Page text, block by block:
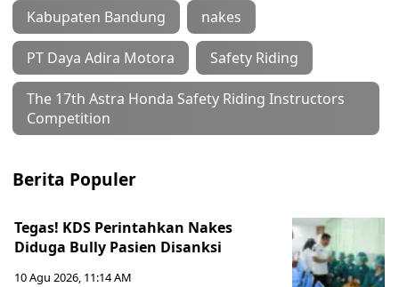
Kabupaten Bandung nakes
PT Daya Adira Motora Safety Riding
The 17th Astra Honda Safety Riding Instructors
Competition
Berita Populer
Tegas! KDS Perintahkan Nakes
Diduga Bully Pasien Disanksi
10 Agu 2026, 11:14 AM